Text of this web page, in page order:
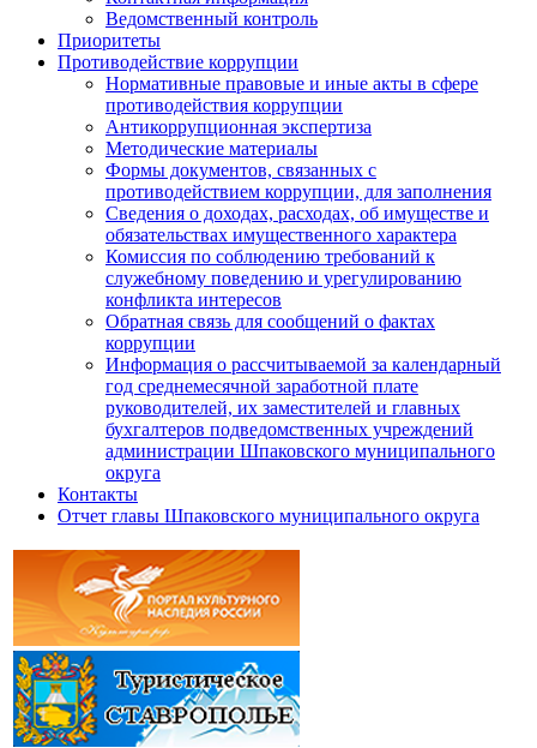
Ведомственный контроль
Приоритеты
Противодействие коррупции
Нормативные правовые и иные акты в сфере
противодействия коррупции
Антикоррупционная экспертиза
Методические материалы
Формы документов, связанных с
противодействием коррупции, для заполнения
Сведения о доходах, расходах, об имуществе и
обязательствах имущественного характера
Комиссия по соблюдению требований к
служебному поведению и урегулированию
конфликта интересов
Обратная связь для сообщений о фактах
коррупции
Информация о рассчитываемой за календарный
год среднемесячной заработной плате
руководителей, их заместителей и главных
бухгалтеров подведомственных учреждений
администрации Шпаковского муниципального
округа
Контакты
Отчет главы Шпаковского муниципального округа